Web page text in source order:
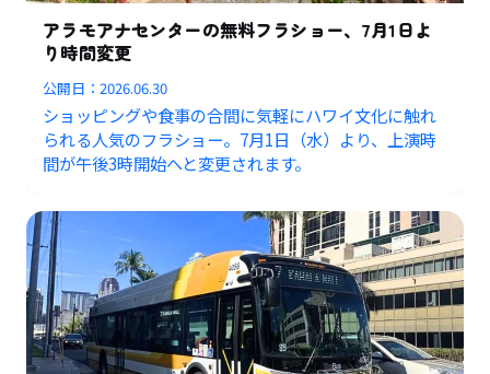
アラモアナセンターの無料フラショー、7月1日よ
り時間変更
公開日：2026.06.30
ショッピングや食事の合間に気軽にハワイ文化に触れ
られる人気のフラショー。7月1日（水）より、上演時
間が午後3時開始へと変更されます。